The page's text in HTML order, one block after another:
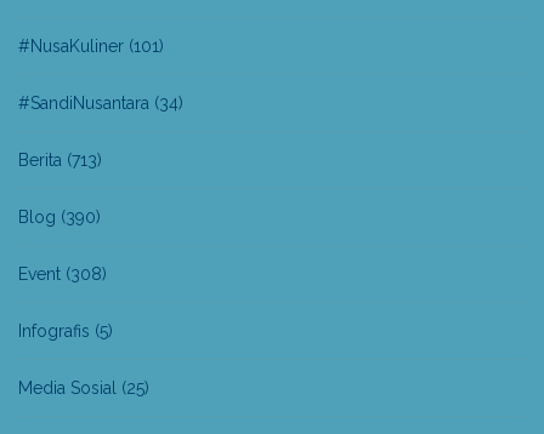
#NusaKuliner (101)
#SandiNusantara (34)
Berita (713)
Blog (390)
Event (308)
Infografis (5)
Media Sosial (25)